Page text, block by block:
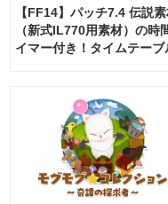
【FF14】パッチ7.4 伝説
（新式IL770用素材）の時
イマー付き！タイムテーブ